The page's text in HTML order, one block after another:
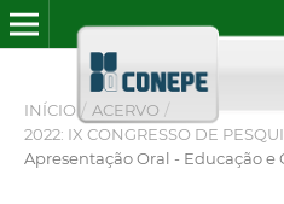
INÍCIO / ACERVO /
2022: IX CONGRESSO DE
Apresentação Oral - Educação e